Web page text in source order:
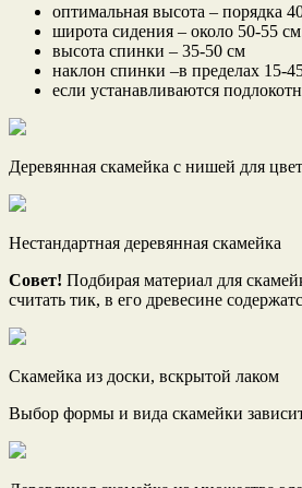
оптимальная высота – порядка
широта сидения – около 50-55
высота спинки – 35-50 см
наклон спинки –в пределах 15-
если устанавливаются
Деревянная скамейка с нишей для
Нестандартная деревянная скамейка
Совет! Подбирая материал для
считать тик, в его древесине
Скамейка из доски, вскрытой лаком
Выбор формы и вида скамейки